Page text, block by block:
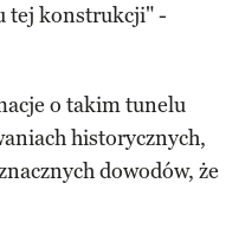
tej konstrukcji" -
o takim tunelu
historycznych,
dowodów, że